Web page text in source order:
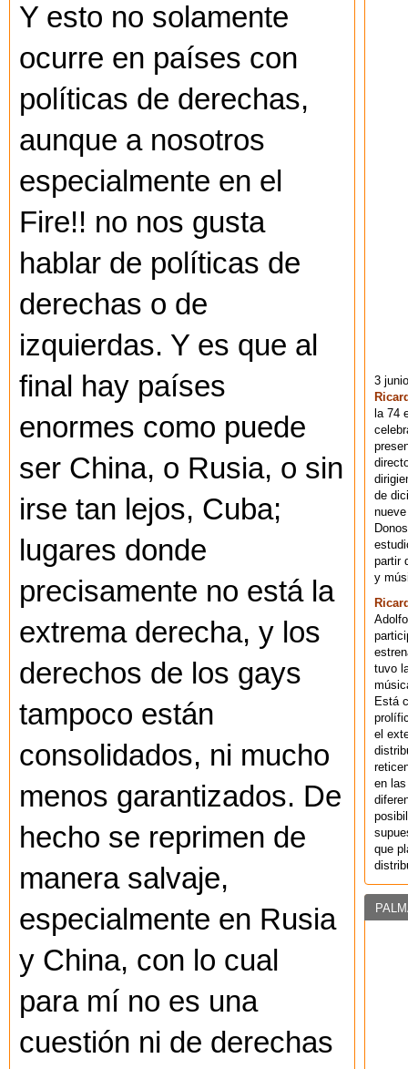
Y esto no solamente
ocurre en países con
políticas de derechas,
aunque a nosotros
especialmente en el
Fire!! no nos gusta
hablar de políticas de
derechas o de
izquierdas. Y es que al
final hay países
enormes como puede
ser China, o Rusia, o sin
irse tan lejos, Cuba;
lugares donde
precisamente no está la
extrema derecha, y los
derechos de los gays
tampoco están
consolidados, ni mucho
menos garantizados. De
hecho se reprimen de
manera salvaje,
especialmente en Rusia
y China, con lo cual
para mí no es una
cuestión ni de derechas
3
la 74
de
partir
y
tuvo
Está
el
en
que